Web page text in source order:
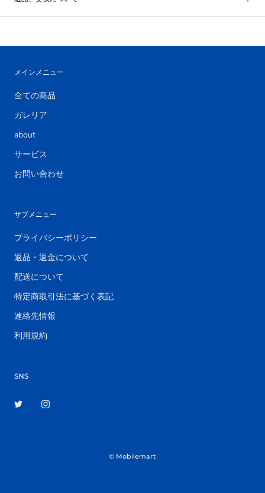
メインメニュー
全ての商品
ガレリア
about
サービス
お問い合わせ
サブメニュー
プライバシーポリシー
返品・返金について
配送について
特定商取引法に基づく表記
連絡先情報
利用規約
SNS
© Mobilemart